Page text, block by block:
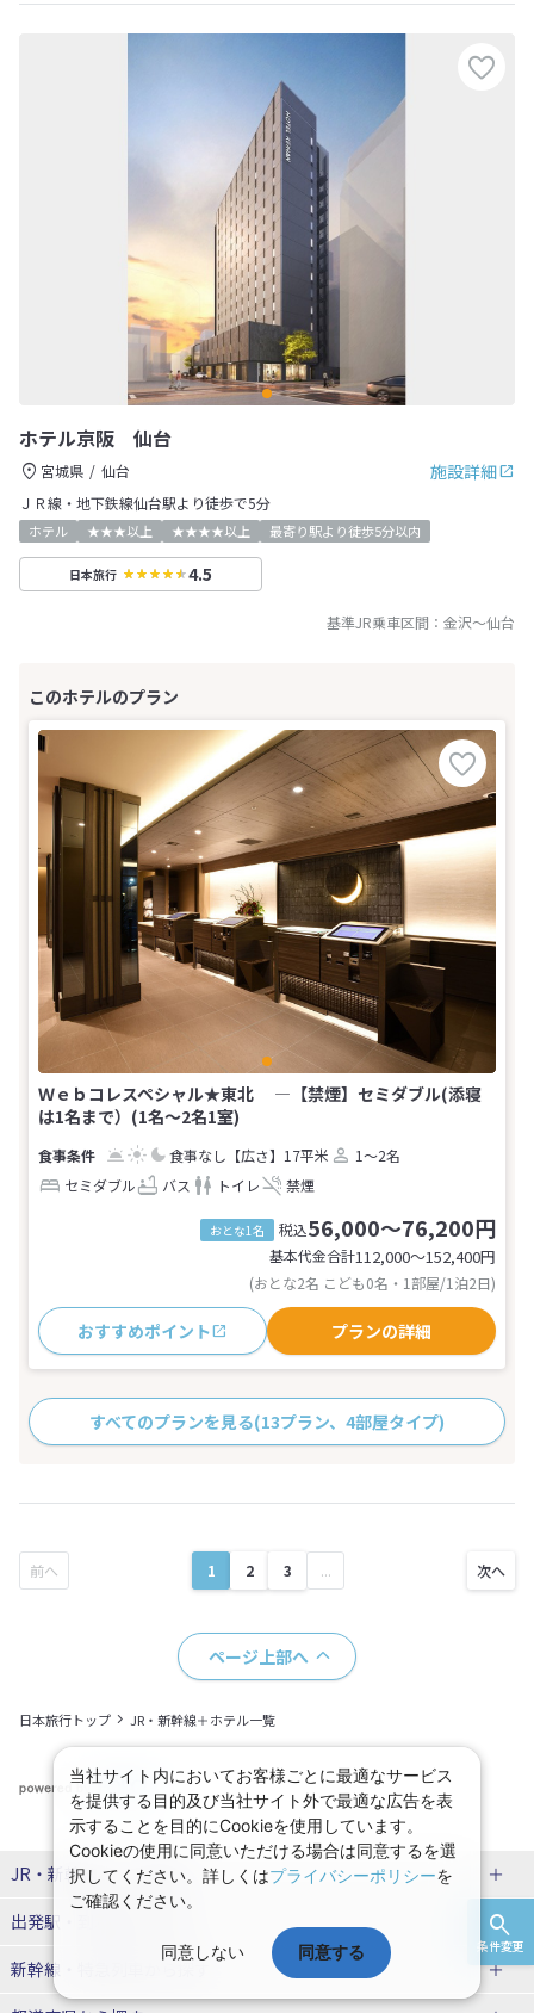
条件変更
ホテル京阪 仙台
施設詳細
宮城県
仙台
ＪＲ線・地下鉄線仙台駅より徒歩で5分
ホテル ★★★以上 ★★★★以上 最寄り駅より徒歩5分以内
日本旅行 4.5
基準JR乗車区間： 金沢～仙台
Ｗｅｂコレスペシャル★東北 ―【禁煙】セミダブル(添寝
は1名まで）(1名～2名1室)
食事なし 【広さ】17平米
1～2名
セミダブル
バス トイレ 禁煙
おとな1名 税込56,000～76,200円
基本代金合計112,000〜152,400円
(おとな2名 こども0名・1部屋/1泊2日)
おすすめポイント プランの詳細
すべてのプランを見る(13プラン、4部屋タイプ)
1 2 3 ...
ページ上部へ
日本旅行トップ JR・新幹線＋ホテル一覧
JR・新幹線パック特集
JR・新幹線＋ホテルパック
出張パック
出発駅・到着駅
秋田⇔東京 新幹線パック 山形⇔東京 新幹線パック
新幹線・特急列車
当社サイト内においてお客様ごとに最適なサービス
を提供する目的及び当社サイト外で最適な広告を表
示することを目的にCookieを使用しています。
Cookieの使用に同意いただける場合は同意するを選
択してください。詳しくはプライバシーポリシーを
ご確認ください。
同意しない 同意する